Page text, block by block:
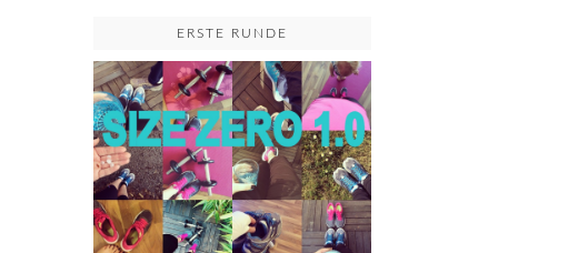
ERSTE RUNDE